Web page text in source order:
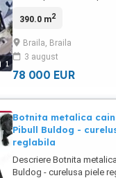
1
390mp
390.0 m2
Braila, Braila
3 august
78 000 EUR
Botnita metalica
Pibull Buldog -
reglabila
Descriere Botnita metalica
Buldog - curelusa piele